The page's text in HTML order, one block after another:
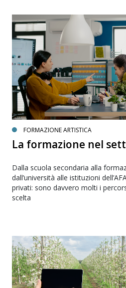
FORMAZIONE ARTISTICA
La formazione nel
Dalla scuola secondaria alla
dall’università alle istituzioni
privati: sono davvero molti i
scelta